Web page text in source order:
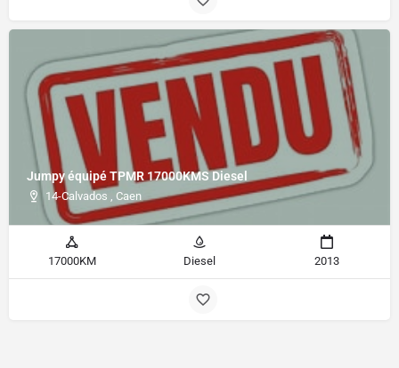
Jumpy équipé TPMR 17000KMS Diesel
14-Calvados , Caen
17000KM Diesel 2013